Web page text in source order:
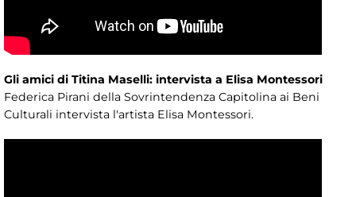
Gli amici di Titina Maselli: intervista a Elisa Montessori
Federica Pirani della Sovrintendenza Capitolina ai Beni
Culturali intervista l'artista Elisa Montessori.